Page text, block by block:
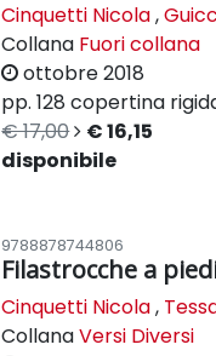
Cinquetti Nicola,
Collana Fuori collana
ottobre 2018
pp. 128 copertina
€ 17,00
€ 16,15
disponibile
9788878744806
Filastrocche a
Cinquetti Nicola,
CollanaVersi Diversi